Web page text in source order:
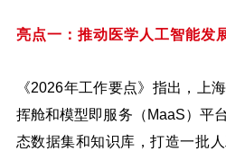
亮点一：推动医学人工智能发
《2026年工作要点》指出，上
挥舱和模型即服务（MaaS）平
态数据集和知识库，打造一批